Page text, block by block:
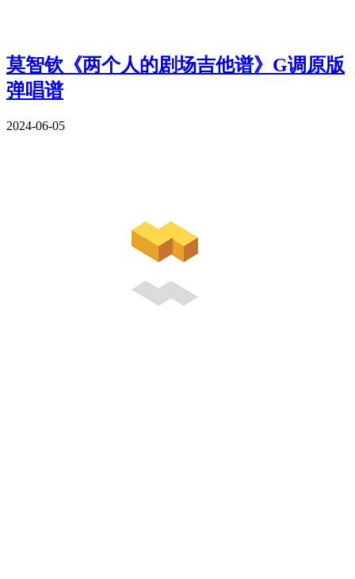
莫智钦《两个人的剧场吉他谱》G调原版
弹唱谱
2024-06-05